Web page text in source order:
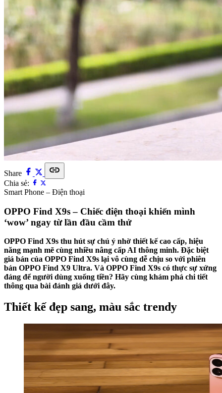
Share link
Chia sẻ:
Smart Phone – Điện thoại
OPPO Find X9s – Chiếc điện thoại khiến mình
‘wow’ ngay từ lần đầu cầm thử
OPPO Find X9s thu hút sự chú ý nhờ thiết kế cao cấp, hiệu
năng mạnh mẽ cùng nhiều nâng cấp AI thông minh. Đặc biệt
giá bán của OPPO Find X9s lại vô cùng dễ chịu so với phiên
bản OPPO Find X9 Ultra. Và OPPO Find X9s có thực sự xứng
đáng để người dùng xuống tiền? Hãy cùng khám phá chi tiết
thông qua bài đánh giá dưới đây.
Thiết kế đẹp sang, màu sắc trendy